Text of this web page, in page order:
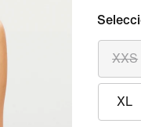
XXS
XL